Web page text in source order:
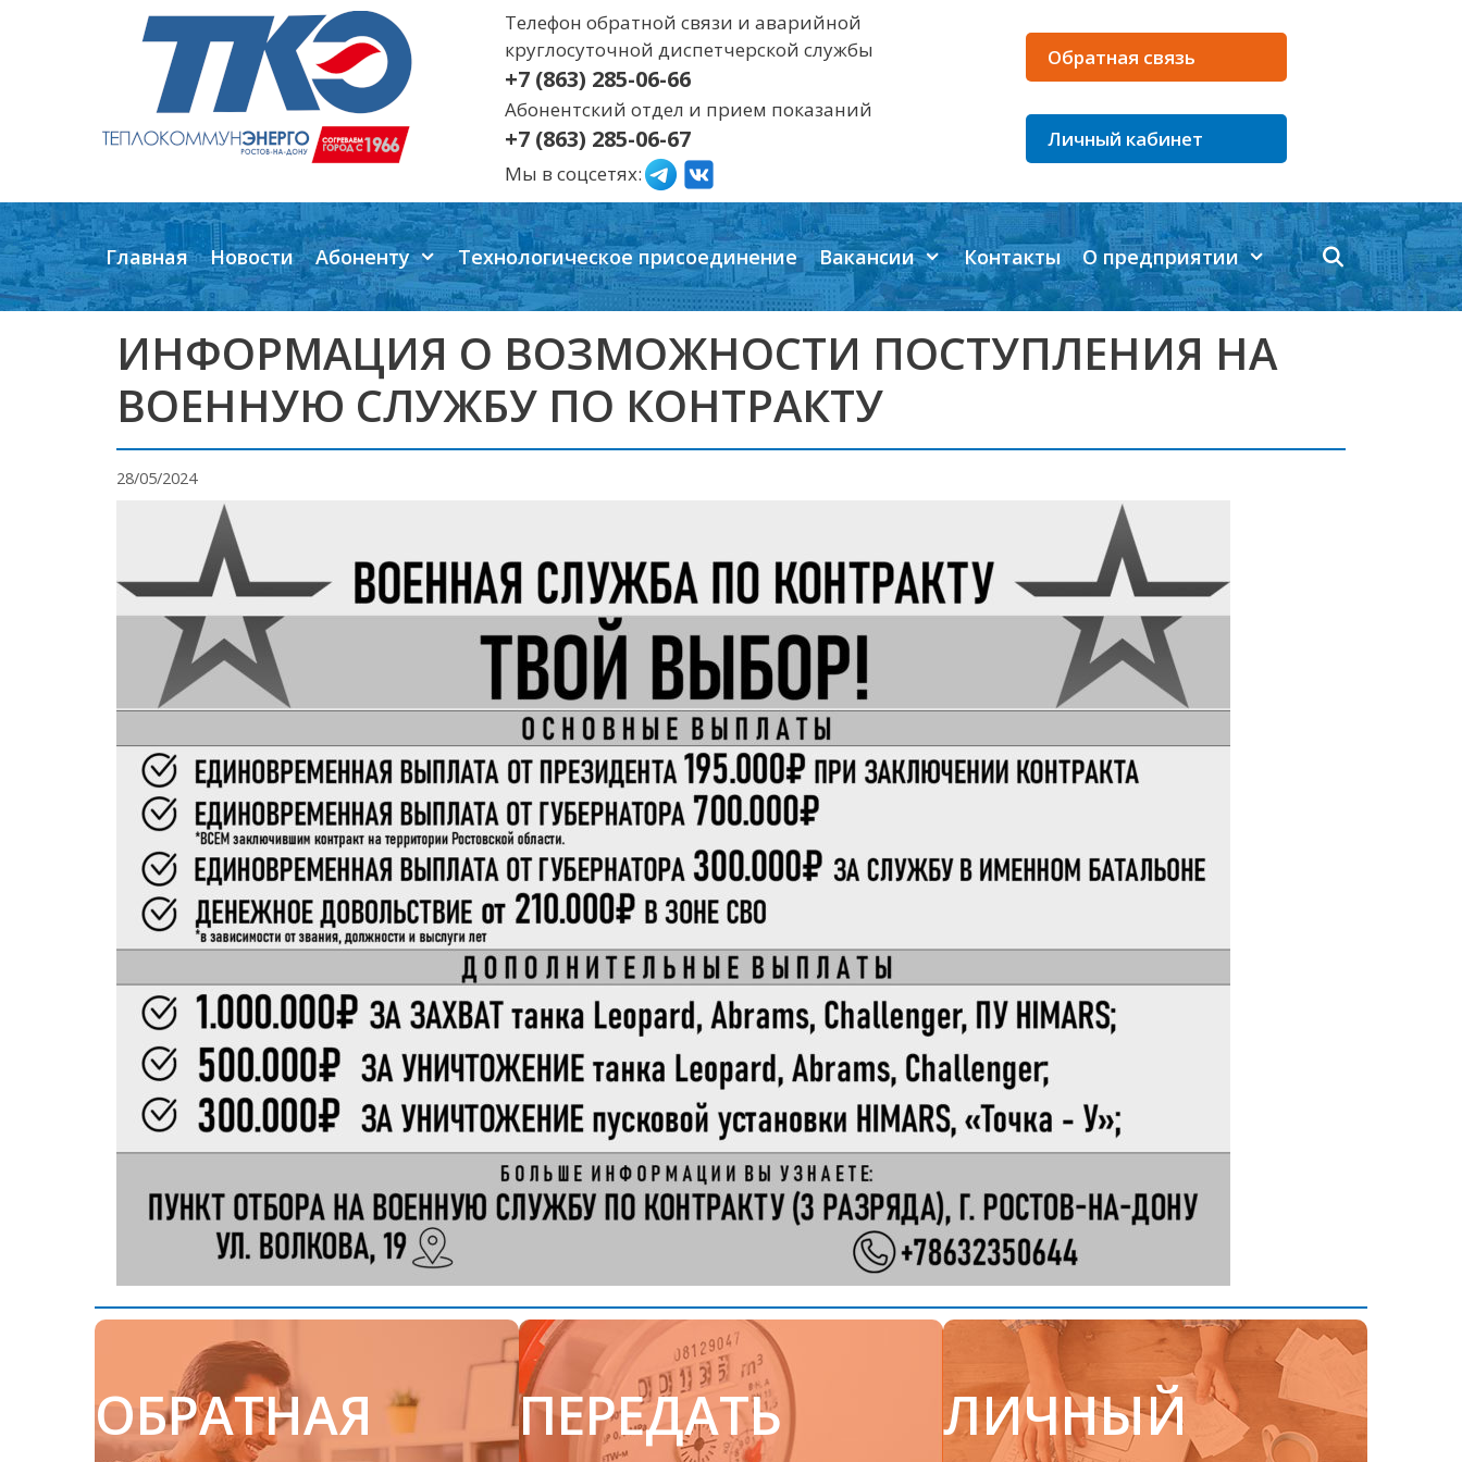
Телефон обратной связи и аварийной
круглосуточной диспетчерской службы
+7 (863) 285-06-66
Абонентский отдел и прием показаний
+7 (863) 285-06-67
Мы в соцсетях:
Обратная связь
Личный кабинет
Главная Новости Абоненту Технологическое присоединение Вакансии Контакты О предприятии
ИНФОРМАЦИЯ О ВОЗМОЖНОСТИ ПОСТУПЛЕНИЯ НА
ВОЕННУЮ СЛУЖБУ ПО КОНТРАКТУ
28/05/2024
ОБРАТНАЯ
ПЕРЕДАТЬ
ЛИЧНЫЙ